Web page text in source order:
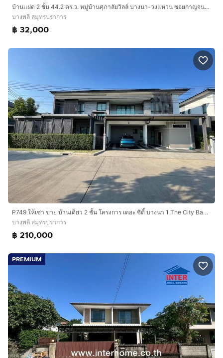
บ้านเเฝด 2 ชั้น 44.2 ตร.ว. หมู่บ้านศุภาลัยวิลล์ บางนา-วงแหวน ซอยกาญจนาภิเษก39 (ซอยกิ่งแก้ว 25-1) ถนนบางนา-ตราด บางพลี สมุทรปราการ
บางพลี สมุทรปราการ
฿ 32,000
P749 ให้เช่า ขาย บ้านเดี่ยว 2 ชั้น โครงการ เดอะ ซิตี้ บางนา 1 The City Bangna ติด Mega บางนา
บางพลี สมุทรปราการ
฿ 210,000
PREMIUM